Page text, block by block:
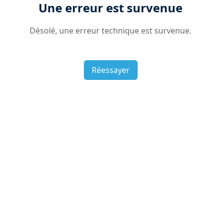
Une erreur est survenue
Désolé, une erreur technique est survenue.
Réessayer